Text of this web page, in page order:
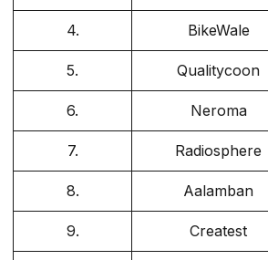
4. BikeWale
5. Qualitycoon
6. Neroma
7. Radiosphere
8. Aalamban
9. Createst